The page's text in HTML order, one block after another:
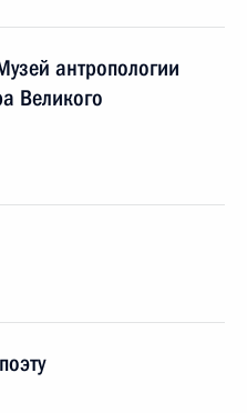
антропологии
Великого